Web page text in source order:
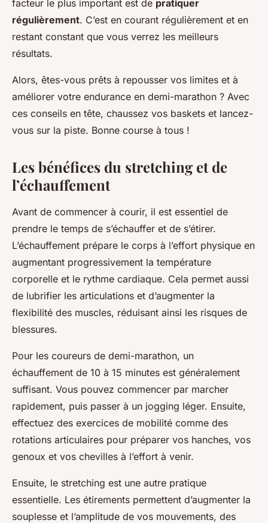
facteur le plus important est de pratiquer
régulièrement. C’est en courant régulièrement et en
restant constant que vous verrez les meilleurs
résultats.
Alors, êtes-vous prêts à repousser vos limites et à
améliorer votre endurance en demi-marathon ? Avec
ces conseils en tête, chaussez vos baskets et lancez-
vous sur la piste. Bonne course à tous !
Les bénéfices du stretching et de
l’échauffement
Avant de commencer à courir, il est essentiel de
prendre le temps de s’échauffer et de s’étirer.
L’échauffement prépare le corps à l’effort physique en
augmentant progressivement la température
corporelle et le rythme cardiaque. Cela permet aussi
de lubrifier les articulations et d’augmenter la
flexibilité des muscles, réduisant ainsi les risques de
blessures.
Pour les coureurs de demi-marathon, un
échauffement de 10 à 15 minutes est généralement
suffisant. Vous pouvez commencer par marcher
rapidement, puis passer à un jogging léger. Ensuite,
effectuez des exercices de mobilité comme des
rotations articulaires pour préparer vos hanches, vos
genoux et vos chevilles à l’effort à venir.
Ensuite, le stretching est une autre pratique
essentielle. Les étirements permettent d’augmenter la
souplesse et l’amplitude de vos mouvements, des